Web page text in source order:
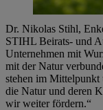
Dr. Nikolas Stihl,
STIHL Beirats- und
Unternehmen mit
mit der Natur
stehen im Mittelpunkt
die Natur und deren
wir weiter fördern.“